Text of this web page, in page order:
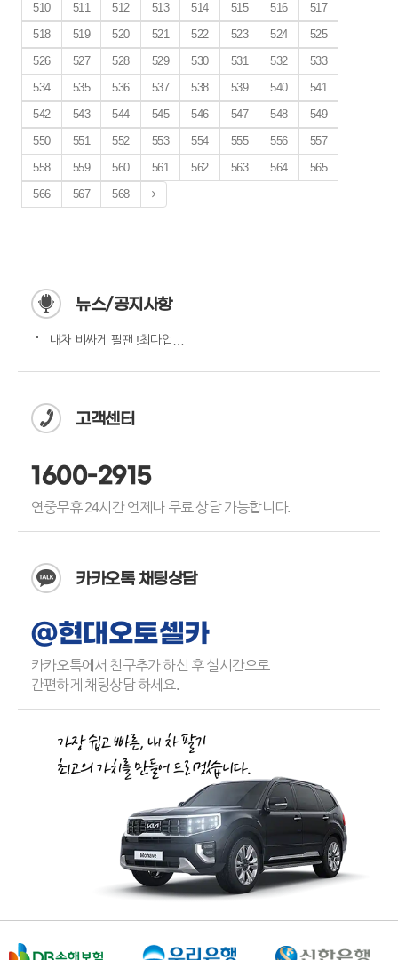
510
511 512 513 514 515 516
517
518
519 520 521 522 523 524
525
526
527 528 529 530 531 532
533
534
535 536 537 538 539 540
541
542
543 544 545 546 547 548
549
550
551 552 553 554 555 556
557
558
559 560 561 562 563 564
565
566
567 568
뉴스/공지사항
고객센터
1600-2915
연중무휴 24시간 언제나 무료 상담 가능합니다.
카카오톡 채팅상담
@현대오토셀카
카카오톡에서 친구추가 하신 후 실시간으로
간편하게 채팅상담 하세요.